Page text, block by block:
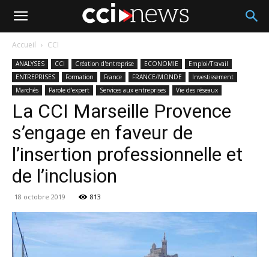
Accueil CCI
ANALYSES CCI Création d'entreprise ECONOMIE
Emploi/Travail
ENTREPRISES
Formation France FRANCE/MONDE
Investissement
Marchés
Parole d'expert Services aux entreprises Vie des réseaux
La CCI Marseille Provence
s’engage en faveur de
l’insertion professionnelle et
de l’inclusion
18 octobre 2019 813